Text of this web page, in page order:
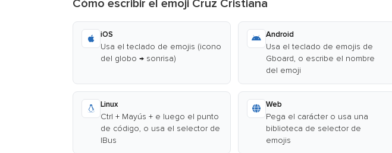
Cómo escribir el emoji Cruz Cristiana
iOS
Usa el teclado de emojis (icono
del globo → sonrisa)
Android
Usa el teclado de emojis de
Gboard, o escribe el nombre
del emoji
Linux
Ctrl + Mayús + e luego el punto
de código, o usa el selector de
IBus
Web
Pega el carácter o usa una
biblioteca de selector de
emojis